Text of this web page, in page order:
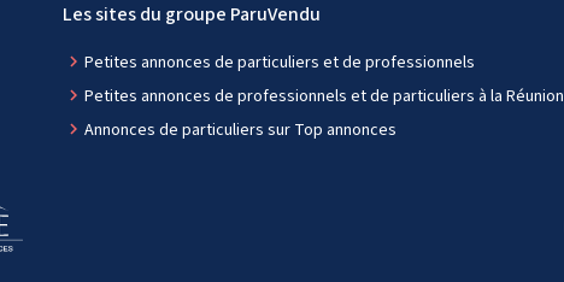
Les sites du groupe ParuVendu
navigate_next Petites annonces de particuliers et de professionnels
navigate_next Petites annonces de professionnels et de particuliers à la Réunion
navigate_next Annonces de particuliers sur Top annonces